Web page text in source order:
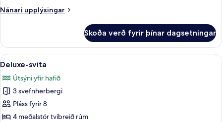
Nánari upplýsingar
Nánari
Skoða verð fyrir þínar dagsetningar
Skoða
allar
myndir
fyrir
Deluxe-
svíta
Deluxe-svíta | Dúnsængur, rúm
7
Deluxe-svíta
Útsýni yfir hafið
3 svefnherbergi
Pláss fyrir 8
4 meðalstór tvíbreið rúm